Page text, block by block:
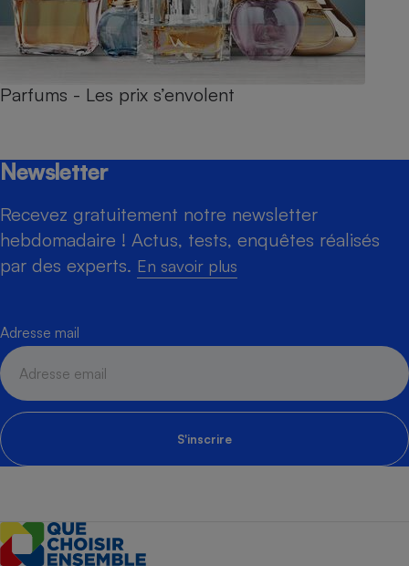
Parfums - Les prix s’envolent
Newsletter
Recevez gratuitement notre newsletter
hebdomadaire ! Actus, tests, enquêtes réalisés
par des experts. En savoir plus
Adresse mail
S'inscrire